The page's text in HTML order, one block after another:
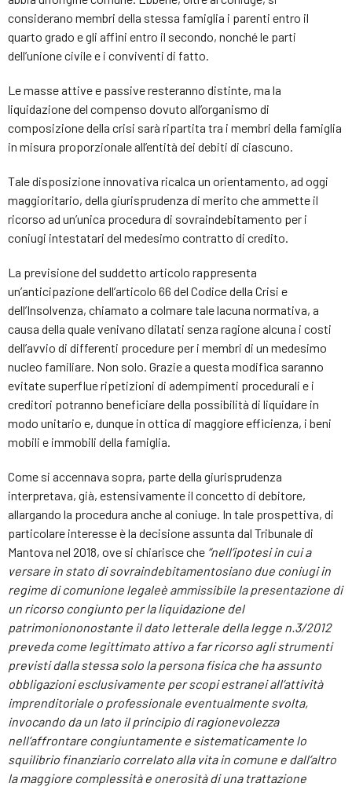
considerano membri della stessa famiglia i parenti entro il
quarto grado e gli affini entro il secondo, nonché le parti
dell’unione civile e i conviventi di fatto.
Le masse attive e passive resteranno distinte, ma la
liquidazione del compenso dovuto all’organismo di
composizione della crisi sarà ripartita tra i membri della famiglia
in misura proporzionale all’entità dei debiti di ciascuno.
Tale disposizione innovativa ricalca un orientamento, ad oggi
maggioritario, della giurisprudenza di merito che ammette il
ricorso ad un’unica procedura di sovraindebitamento per i
coniugi intestatari del medesimo contratto di credito.
La previsione del suddetto articolo rappresenta
un’anticipazione dell’articolo 66 del Codice della Crisi e
dell’Insolvenza, chiamato a colmare tale lacuna normativa, a
causa della quale venivano dilatati senza ragione alcuna i costi
dell’avvio di differenti procedure per i membri di un medesimo
nucleo familiare. Non solo. Grazie a questa modifica saranno
evitate superflue ripetizioni di adempimenti procedurali e i
creditori potranno beneficiare della possibilità di liquidare in
modo unitario e, dunque in ottica di maggiore efficienza, i beni
mobili e immobili della famiglia.
Come si accennava sopra, parte della giurisprudenza
interpretava, già, estensivamente il concetto di debitore,
allargando la procedura anche al coniuge. In tale prospettiva, di
particolare interesse è la decisione assunta dal Tribunale di
Mantova nel 2018, ove si chiarisce che “nell’ipotesi in cui a
versare in stato di sovraindebitamentosiano due coniugi in
regime di comunione legaleè ammissibile la presentazione di
un ricorso congiunto per la liquidazione del
patrimoniononostante il dato letterale della legge n.3/2012
preveda come legittimato attivo a far ricorso agli strumenti
previsti dalla stessa solo la persona fisica che ha assunto
obbligazioni esclusivamente per scopi estranei all’attività
imprenditoriale o professionale eventualmente svolta,
invocando da un lato il principio di ragionevolezza
nell’affrontare congiuntamente e sistematicamente lo
squilibrio finanziario correlato alla vita in comune e dall’altro
la maggiore complessità e onerosità di una trattazione